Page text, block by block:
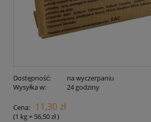
Dostępność:
na wyczerpaniu
Wysyłka w:
24 godziny
Cena: 11,30 zł
(1 kg= 56,50 zł)